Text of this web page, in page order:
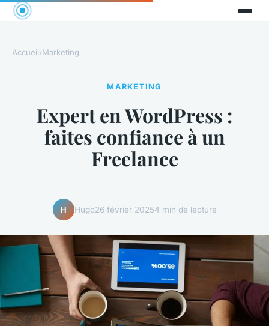
Accueil›Marketing
MARKETING
Expert en WordPress :
faites confiance à un
Freelance
H Hugo26 février 20254 min de lecture